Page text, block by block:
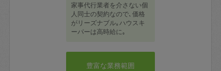
家事代行業者を介さない個
人同士の契約なので､価格
がリーズナブル｡ハウスキ
ーパーは高時給に｡
豊富な業務範囲